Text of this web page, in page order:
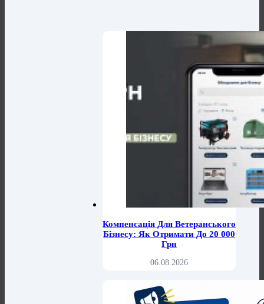
Компенсація Для Ветеранського
Бізнесу: Як Отримати До 20 000
Грн
06.08.2026